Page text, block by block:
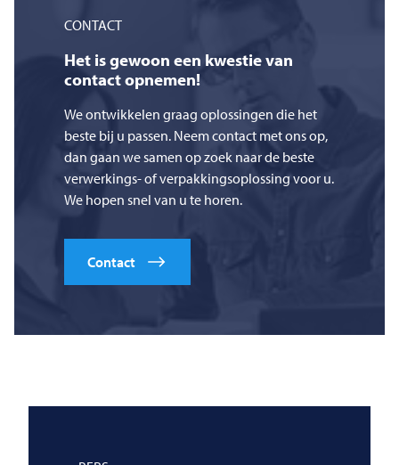
CONTACT
Het is gewoon een kwestie van
contact opnemen!
We ontwikkelen graag oplossingen die het
beste bij u passen. Neem contact met ons op,
dan gaan we samen op zoek naar de beste
verwerkings- of verpakkingsoplossing voor u.
We hopen snel van u te horen.
Contact